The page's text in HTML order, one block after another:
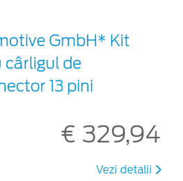
GmbH* Kit
cârligul de
13 pini
€ 329,94
Vezi detalii